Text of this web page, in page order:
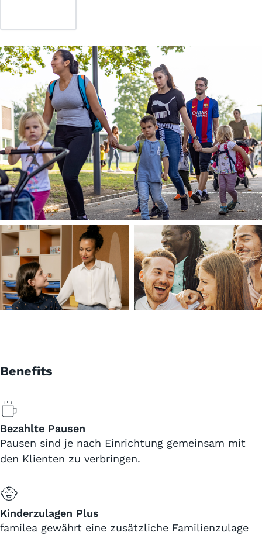
Benefits
Bezahlte Pausen
Pausen sind je nach Einrichtung gemeinsam mit
den Klienten zu verbringen.
Kinderzulagen Plus
familea gewährt eine zusätzliche Familienzulage